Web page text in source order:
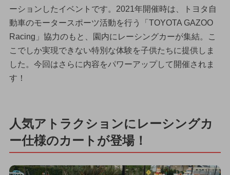
ーションしたイベントです。2021年開催時は、トヨタ自
動車のモータースポーツ活動を行う「TOYOTA GAZOO
Racing」協力のもと、園内にレーシングカーが集結。こ
こでしか実現できない特別な体験を子供たちに提供しま
した。今回はさらに内容をパワーアップして開催されま
す！
人気アトラクションにレーシングカ
ー仕様のカートが登場！